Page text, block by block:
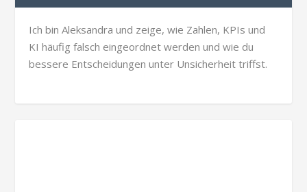
Ich bin Aleksandra und zeige, wie Zahlen, KPIs und
KI häufig falsch eingeordnet werden und wie du
bessere Entscheidungen unter Unsicherheit triffst.